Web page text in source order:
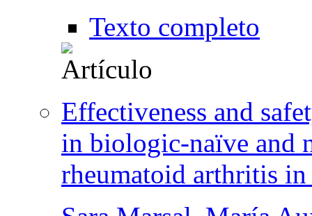
Texto completo
Effectiveness and
in biologic-naïve and
rheumatoid arthritis